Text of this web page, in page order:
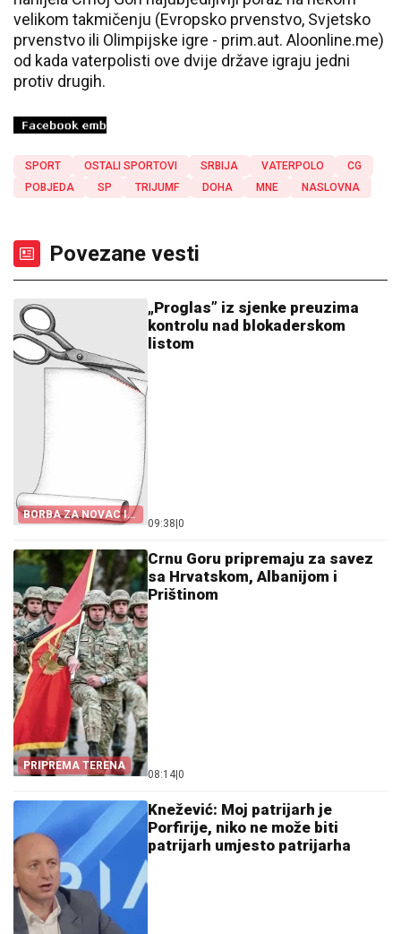
velikom takmičenju (Evropsko prvenstvo, Svjetsko
prvenstvo ili Olimpijske igre - prim.aut. Aloonline.me)
od kada vaterpolisti ove dvije države igraju jedni
protiv drugih.
SPORT OSTALI SPORTOVI SRBIJA VATERPOLO
CG
POBJEDA
SP TRIJUMF DOHA MNE NASLOVNA
Povezane vesti
BORBA ZA NOVAC I
KANDIDATE
„Proglas” iz sjenke preuzima
kontrolu nad blokaderskom
listom
09:38 0
PRIPREMA TERENA
Crnu Goru pripremaju za savez
sa Hrvatskom, Albanijom i
Prištinom
08:14 0
Knežević: Moj patrijarh je
Porfirije, niko ne može biti
patrijarh umjesto patrijarha